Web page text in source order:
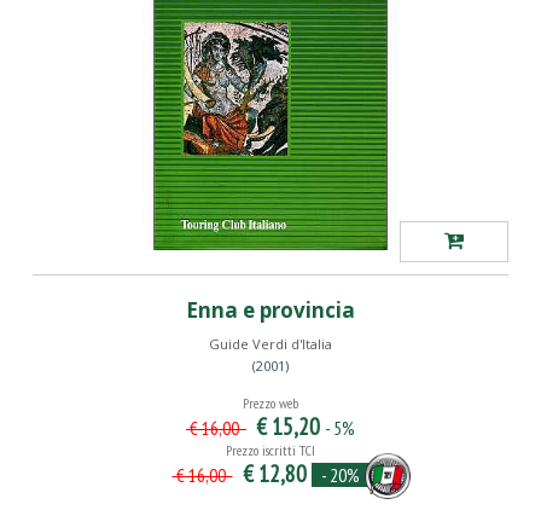
Enna e provincia
Guide Verdi d'Italia
(2001)
Prezzo web
€ 16,00 € 15,20 - 5%
Prezzo iscritti TCI
€ 16,00 € 12,80 - 20%